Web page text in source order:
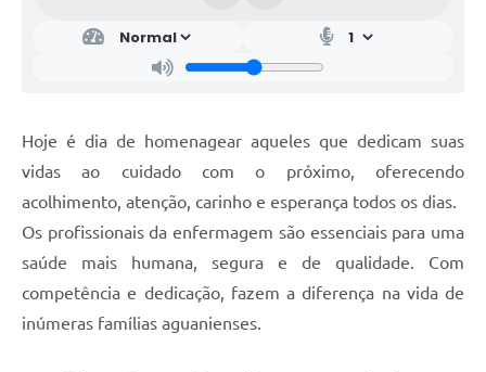
Hoje é dia de homenagear aqueles que dedicam suas
vidas ao cuidado com o próximo, oferecendo
acolhimento, atenção, carinho e esperança todos os dias.
Os profissionais da enfermagem são essenciais para uma
saúde mais humana, segura e de qualidade. Com
competência e dedicação, fazem a diferença na vida de
inúmeras famílias aguanienses.